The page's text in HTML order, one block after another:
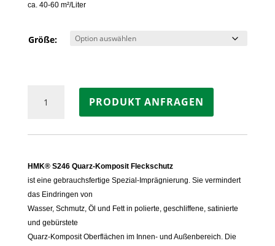
ca. 40-60 m²/Liter
Größe:
S246
Komposit
Menge
PRODUKT ANFRAGEN
HMK® S246 Quarz-Komposit Fleckschutz
ist eine gebrauchsfertige Spezial-Imprägnierung. Sie vermindert
das Eindringen von
Wasser, Schmutz, Öl und Fett in polierte, geschliffene, satinierte
und gebürstete
Quarz-Komposit Oberflächen im Innen- und Außenbereich. Die